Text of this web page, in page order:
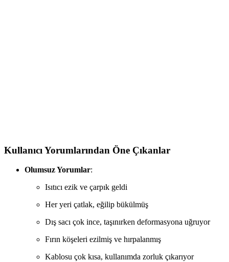
Kullanıcı Yorumlarından Öne Çıkanlar
Olumsuz Yorumlar:
Isıtıcı ezik ve çarpık geldi
Her yeri çatlak, eğilip bükülmüş
Dış sacı çok ince, taşınırken deformasyona uğruyor
Fırın köşeleri ezilmiş ve hırpalanmış
Kablosu çok kısa, kullanımda zorluk çıkarıyor